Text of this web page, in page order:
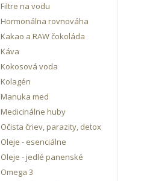
Filtre na vodu
Hormonálna rovnováha
Kakao a RAW čokoláda
Káva
Kokosová voda
Kolagén
Manuka med
Medicinálne huby
Očista čriev, parazity, detox
Oleje - esenciálne
Oleje - jedlé panenské
Omega 3